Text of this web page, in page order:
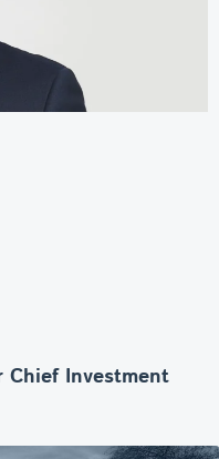
Chief Investment